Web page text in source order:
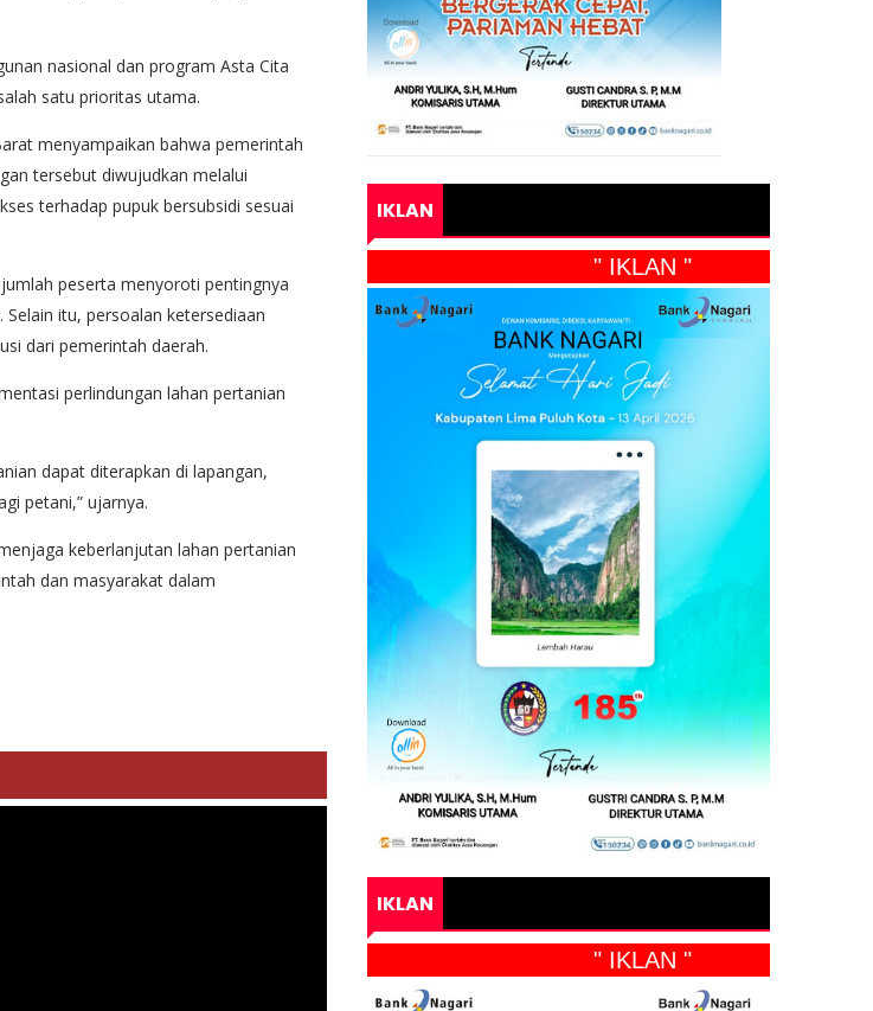
nasional dan program Asta Cita
satu prioritas utama.
menyampaikan bahwa pemerintah
tersebut diwujudkan melalui
terhadap pupuk bersubsidi sesuai
peserta menyoroti pentingnya
itu, persoalan ketersediaan
dari pemerintah daerah.
perlindungan lahan pertanian
dapat diterapkan di lapangan,
petani,” ujarnya.
keberlanjutan lahan pertanian
dan masyarakat dalam
IKLAN
" IKLAN "
IKLAN
" IKLAN "